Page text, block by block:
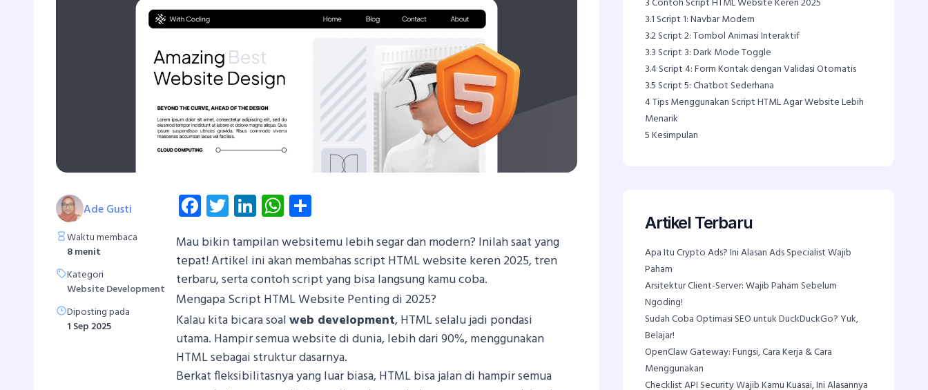
Ade Gusti
Waktu membaca
8 menit
Kategori
Website Development
Diposting pada
1 Sep 2025
Facebook
Twitter
LinkedInWhatsApp
Mau bikin tampilan websitemu lebih segar dan modern? Inilah saat yang
tepat! Artikel ini akan membahas script HTML website keren 2025, tren
terbaru, serta contoh script yang bisa langsung kamu coba.
Mengapa Script HTML Website Penting di 2025?
Kalau kita bicara soalweb development, HTML selalu jadi pondasi
utama. Hampir semua website di dunia, lebih dari 90%, menggunakan
HTML sebagai struktur dasarnya.
Berkat fleksibilitasnya yang luar biasa, HTML bisa jalan di hampir semua
3.1 Script 1: Navbar Modern
3.2Script 2: Tombol Animasi Interaktif
3.3 Script 3: Dark Mode Toggle
3.4Script 4: Form Kontak dengan Validasi Otomatis
3.5 Script 5: Chatbot Sederhana
4Tips Menggunakan Script HTML Agar Website Lebih
Menarik
5Kesimpulan
Artikel Terbaru
Apa Itu Crypto Ads? Ini Alasan Ads Specialist Wajib
Paham
Arsitektur Client-Server: Wajib Paham Sebelum
Ngoding!
Sudah Coba Optimasi SEO untuk DuckDuckGo? Yuk,
Belajar!
OpenClaw Gateway: Fungsi, Cara Kerja & Cara
Menggunakan
Checklist API Security Wajib Kamu Kuasai, Ini Alasannya